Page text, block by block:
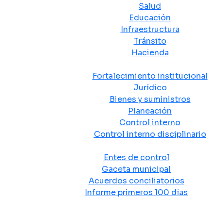
Salud
Educación
Infraestructura
Tránsito
Hacienda
Fortalecimiento institucional
Jurídico
Bienes y suministros
Planeación
Control interno
Control interno disciplinario
Entes de control
Gaceta municipal
Acuerdos conciliatorios
Informe primeros 100 días